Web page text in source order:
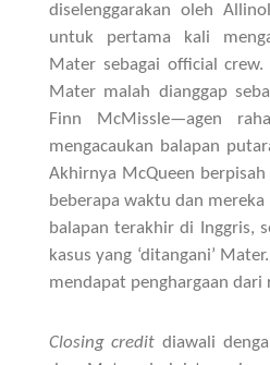
diselenggarakan oleh
untuk pertama kali
Mater sebagai official crew.
Mater malah dianggap
Finn McMissle—agen
mengacaukan balapan
Akhirnya McQueen
beberapa waktu dan
balapan terakhir di Inggris,
kasus yang ‘ditangani’
mendapat penghargaan dari
Closing credit diawali